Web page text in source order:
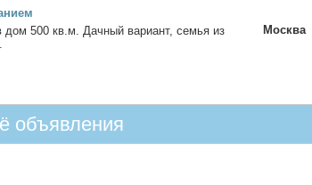
дом 500 кв.м. Дач­ный ва­ри­ант, се­мья из
Москва
объявления